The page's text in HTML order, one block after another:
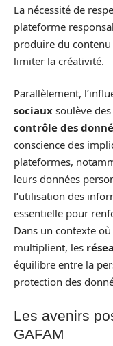
La nécessité de
plateforme
produire du
limiter la créativité.
Parallèlement,
sociaux soulève
contrôle des
conscience des
plateformes,
leurs données
l’utilisation des
essentielle pour
Dans un contexte
multiplient, les
équilibre entre la
protection des
Les avenirs
GAFAM